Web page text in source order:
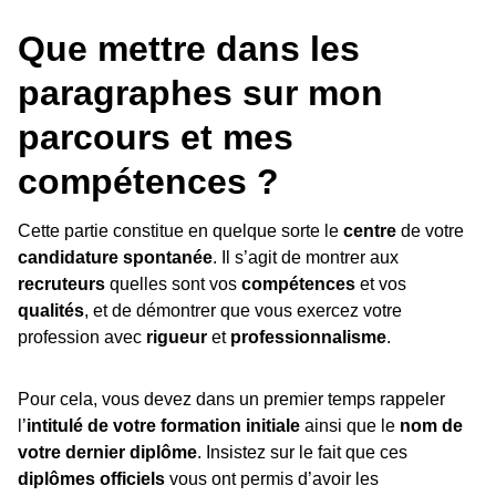
Que mettre dans les
paragraphes sur mon
parcours et mes
compétences ?
Cette partie constitue en quelque sorte le centre de votre
candidature spontanée. Il s’agit de montrer aux
recruteurs quelles sont vos compétences et vos
qualités, et de démontrer que vous exercez votre
profession avec rigueur et professionnalisme.
Pour cela, vous devez dans un premier temps rappeler
l’intitulé de votre formation initiale ainsi que le nom de
votre dernier diplôme. Insistez sur le fait que ces
diplômes officiels vous ont permis d’avoir les